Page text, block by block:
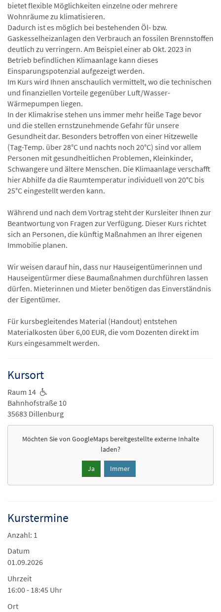
bietet flexible Möglichkeiten einzelne oder mehrere
Wohnräume zu klimatisieren.
Dadurch ist es möglich bei bestehenden Öl- bzw.
Gaskesselheizanlagen den Verbrauch an fossilen Brennstoffen
deutlich zu verringern. Am Beispiel einer ab Okt. 2023 in
Betrieb befindlichen Klimaanlage kann dieses
Einsparungspotenzial aufgezeigt werden.
Im Kurs wird Ihnen anschaulich vermittelt, wo die technischen
und finanziellen Vorteile gegenüber Luft/Wasser-
Wärmepumpen liegen.
In der Klimakrise stehen uns immer mehr heiße Tage bevor
und die stellen ernstzunehmende Gefahr für unsere
Gesundheit dar. Besonders betroffen von einer Hitzewelle
(Tag-Temp. über 28°C und nachts noch 20°C) sind vor allem
Personen mit gesundheitlichen Problemen, Kleinkinder,
Schwangere und ältere Menschen. Die Klimaanlage verschafft
hier Abhilfe da die Raumtemperatur individuell von 20°C bis
25°C eingestellt werden kann.
Während und nach dem Vortrag steht der Kursleiter Ihnen zur
Beantwortung von Fragen zur Verfügung. Dieser Kurs richtet
sich an Personen, die künftig Maßnahmen an Ihrer eigenen
Immobilie planen.
Wir weisen darauf hin, dass nur Hauseigentümerinnen und
Hauseigentürmer diese Baumaßnahmen durchführen lassen
dürfen. Mieterinnen und Mieter benötigen das Einverständnis
der Eigentümer.
Für kursbegleitendes Material (Handout) entstehen
Materialkosten über 6,00 EUR, die vom Dozenten direkt im
Kurs eingesammelt werden.
Kursort
Raum 14
Bahnhofstraße 10
35683 Dillenburg
Möchten Sie von GoogleMapsbereitgestellte externe Inhalte
laden?
Ja Immer
Kurstermine
Anzahl: 1
Datum
01.09.2026
Uhrzeit
16:00 - 18:45 Uhr
Ort